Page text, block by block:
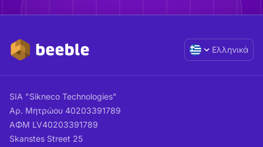
Ελληνικά
SIA "Sikneco Technologies"
Αρ. Μητρώου 40203391789
ΑΦΜ LV40203391789
Skanstes Street 25